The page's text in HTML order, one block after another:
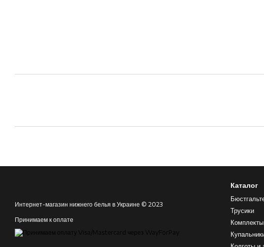
Интернет-магазин нижнего белья в Украине © 2023
Принимаем к оплате
Каталог
Трусики